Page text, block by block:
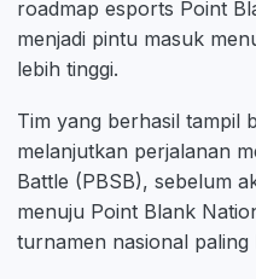
roadmap esports Point
menjadi pintu masuk
lebih tinggi.
Tim yang berhasil tampil
melanjutkan perjalanan
Battle (PBSB), sebelum
menuju Point Blank
turnamen nasional paling